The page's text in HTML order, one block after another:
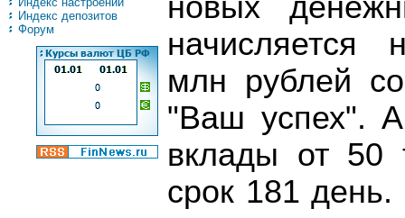
Индекс депозитов
Форум
новых
начисляется
млн рублей
"Ваш успех".
вклады от 50
срок 181 день.